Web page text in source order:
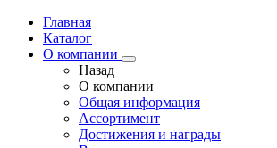
Главная
Каталог
О компании
Назад
О компании
Общая информация
Ассортимент
Достижения и награды